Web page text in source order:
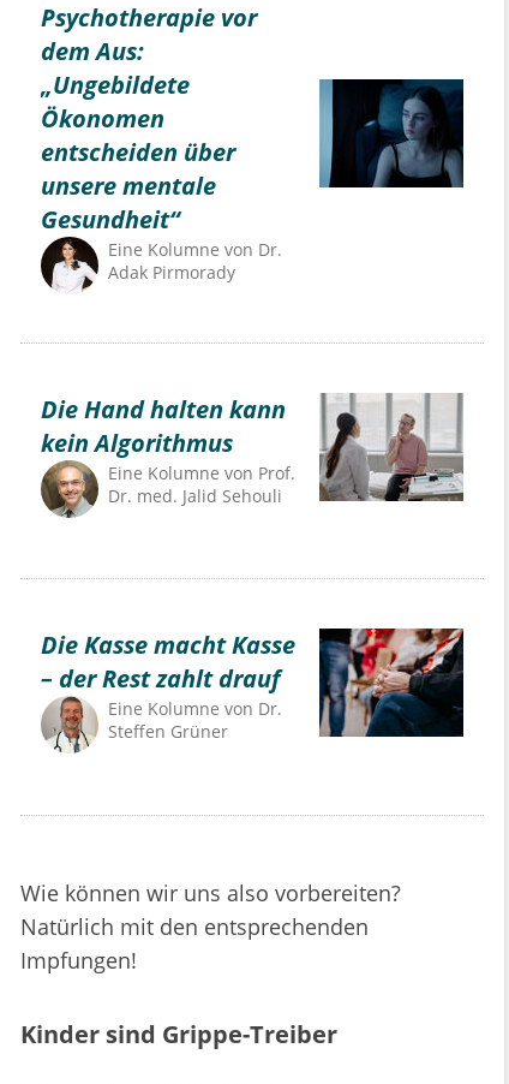
Psychotherapie vor
dem Aus:
„Ungebildete
Ökonomen
entscheiden über
unsere mentale
Gesundheit“
Eine Kolumne von Dr.
Adak Pirmorady
Die Hand halten kann
kein Algorithmus
Eine Kolumne von Prof.
Dr. med. Jalid Sehouli
Die Kasse macht Kasse
– der Rest zahlt drauf
Eine Kolumne von Dr.
Steffen Grüner
Wie können wir uns also vorbereiten?
Natürlich mit den entsprechenden
Impfungen!
Kinder sind Grippe-Treiber